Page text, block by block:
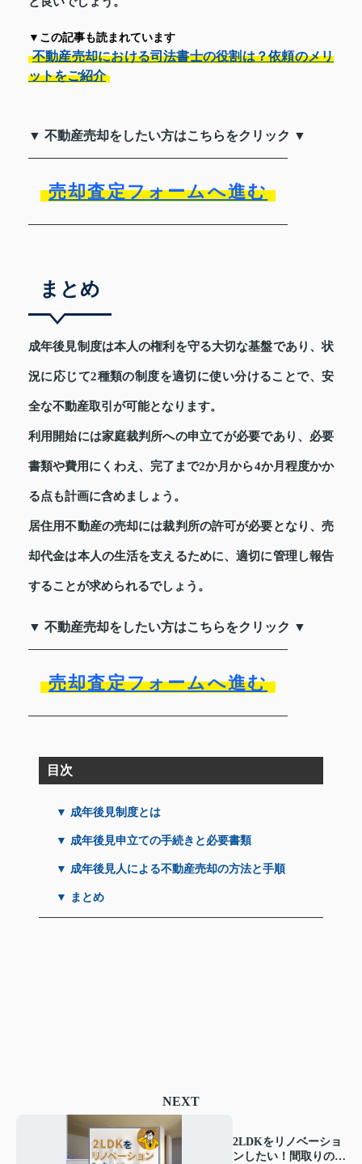
▼この記事も読まれています
不動産売却における司法書士の役割は？依頼のメリ
ットをご紹介
▼ 不動産売却をしたい方はこちらをクリック ▼
売却査定フォームへ進む
まとめ
成年後見制度は本人の権利を守る大切な基盤であり、状
況に応じて2種類の制度を適切に使い分けることで、安
全な不動産取引が可能となります。
利用開始には家庭裁判所への申立てが必要であり、必要
書類や費用にくわえ、完了まで2か月から4か月程度かか
る点も計画に含めましょう。
居住用不動産の売却には裁判所の許可が必要となり、売
却代金は本人の生活を支えるために、適切に管理し報告
することが求められるでしょう。
▼ 不動産売却をしたい方はこちらをクリック ▼
売却査定フォームへ進む
目次
▼ 成年後見制度とは
▼ 成年後見申立ての手続きと必要書類
▼ 成年後見人による不動産売却の方法と手順
▼ まとめ
NEXT
2LDKをリノベーショ
ンしたい！間取りの特